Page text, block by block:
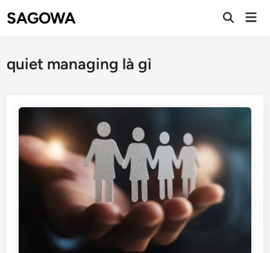
SAGOWA
quiet managing là gì